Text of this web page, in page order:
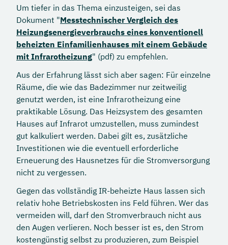
Um tiefer in das Thema einzusteigen, sei das
Dokument "Messtechnischer Vergleich des
Heizungsenergieverbrauchs eines konventionell
beheizten Einfamilienhauses mit einem Gebäude
mit Infrarotheizung" (pdf) zu empfehlen.
Aus der Erfahrung lässt sich aber sagen: Für einzelne
Räume, die wie das Badezimmer nur zeitweilig
genutzt werden, ist eine Infrarotheizung eine
praktikable Lösung. Das Heizsystem des gesamten
Hauses auf Infrarot umzustellen, muss zumindest
gut kalkuliert werden. Dabei gilt es, zusätzliche
Investitionen wie die eventuell erforderliche
Erneuerung des Hausnetzes für die Stromversorgung
nicht zu vergessen.
Gegen das vollständig IR-beheizte Haus lassen sich
relativ hohe Betriebskosten ins Feld führen. Wer das
vermeiden will, darf den Stromverbrauch nicht aus
den Augen verlieren. Noch besser ist es, den Strom
kostengünstig selbst zu produzieren, zum Beispiel